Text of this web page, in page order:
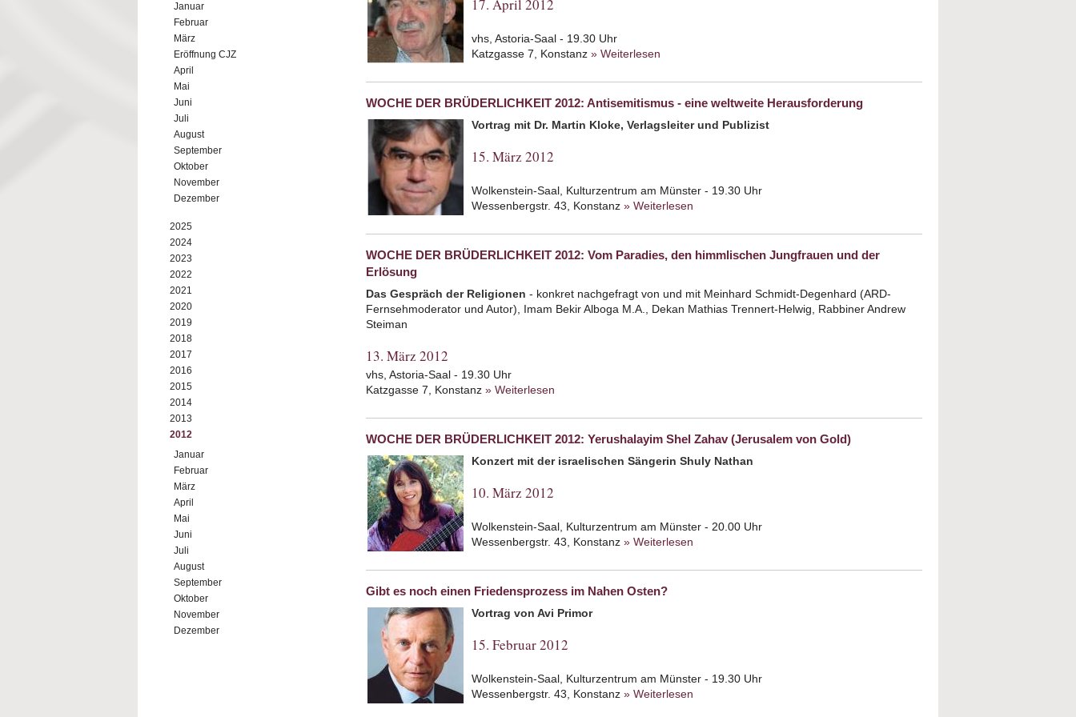
Januar
Februar
März
Eröffnung CJZ
April
Mai
Juni
Juli
August
September
Oktober
November
Dezember
2025
2024
2023
2022
2021
2020
2019
2018
2017
2016
2015
2014
2013
2012
Januar
Februar
März
April
Mai
Juni
Juli
August
September
Oktober
November
Dezember
17. April 2012
vhs, Astoria-Saal - 19.30 Uhr
Katzgasse 7, Konstanz » Weiterlesen
WOCHE DER BRÜDERLICHKEIT 2012: Antisemitismus - eine weltweite Herausforderung
Vortrag mit Dr. Martin Kloke, Verlagsleiter und Publizist
15. März 2012
Wolkenstein-Saal, Kulturzentrum am Münster - 19.30 Uhr
Wessenbergstr. 43, Konstanz » Weiterlesen
Herausforderung
WOCHE DER BRÜDERLICHKEIT 2012: Vom Paradies, den himmlischen Jungfrauen und der
Erlösung
Das Gespräch der Religionen - konkret nachgefragt von und mit Meinhard Schmidt-Degenhard (ARD-
Fernsehmoderator und Autor), Imam Bekir Alboga M.A., Dekan Mathias Trennert-Helwig, Rabbiner Andrew
Steiman
13. März 2012
vhs, Astoria-Saal - 19.30 Uhr
Katzgasse 7, Konstanz » Weiterlesen
WOCHE DER BRÜDERLICHKEIT 2012: Yerushalayim Shel Zahav (Jerusalem von Gold)
Konzert mit der israelischen Sängerin Shuly Nathan
10. März 2012
Wolkenstein-Saal, Kulturzentrum am Münster - 20.00 Uhr
Wessenbergstr. 43, Konstanz » Weiterlesen
Gibt es noch einen Friedensprozess im Nahen Osten?
Vortrag von Avi Primor
15. Februar 2012
Wolkenstein-Saal, Kulturzentrum am Münster - 19.30 Uhr
Wessenbergstr. 43, Konstanz » Weiterlesen